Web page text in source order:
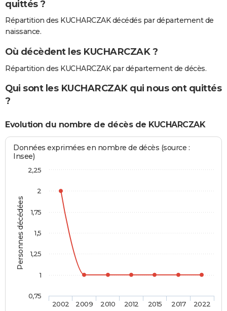
quittés ?
Répartition des KUCHARCZAK décédés par département de
naissance.
Où décèdent les KUCHARCZAK ?
Répartition des KUCHARCZAK par département de décès.
Qui sont les KUCHARCZAK qui nous ont quittés
?
Evolution du nombre de décès de KUCHARCZAK
Personnes décédées
Données exprimées en nombre de décès (source :
Insee)
2002 2009 2010 2012 2015 2017 2022
0,75
1
1,25
1,5
1,75
2
2,25